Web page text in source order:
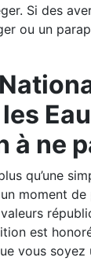
Si des
ou un
à ne
qu’une
un moment
est
vous